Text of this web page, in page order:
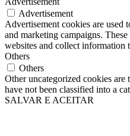
Advertisement
Advertisement cookies are used
and marketing campaigns.
websites and collect information
Others
Others
Other uncategorized cookies are
have not been classified into a
SALVAR E ACEITAR